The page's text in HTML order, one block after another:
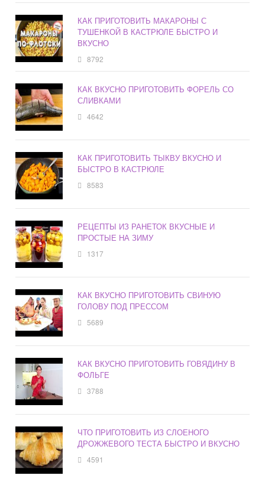
КАК ПРИГОТОВИТЬ МАКАРОНЫ С
ТУШЕНКОЙ В КАСТРЮЛЕ БЫСТРО И
ВКУСНО
8792
КАК ВКУСНО ПРИГОТОВИТЬ ФОРЕЛЬ СО
СЛИВКАМИ
4642
КАК ПРИГОТОВИТЬ ТЫКВУ ВКУСНО И
БЫСТРО В КАСТРЮЛЕ
8583
РЕЦЕПТЫ ИЗ РАНЕТОК ВКУСНЫЕ И
ПРОСТЫЕ НА ЗИМУ
1317
КАК ВКУСНО ПРИГОТОВИТЬ СВИНУЮ
ГОЛОВУ ПОД ПРЕССОМ
5689
КАК ВКУСНО ПРИГОТОВИТЬ ГОВЯДИНУ В
ФОЛЬГЕ
3788
ЧТО ПРИГОТОВИТЬ ИЗ СЛОЕНОГО
ДРОЖЖЕВОГО ТЕСТА БЫСТРО И ВКУСНО
4591